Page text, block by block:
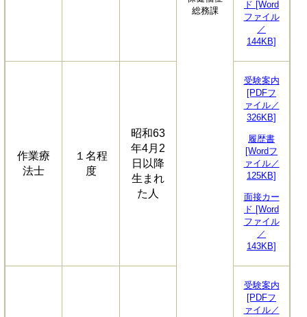
総務課
ド [Word
ファイル
／
144KB]
作業療
法士
１名程
度
昭和63
年4月2
日以降
生まれ
た人
受験案内
[PDFフ
ァイル／
326KB]
履歴書
[Wordフ
ァイル／
125KB]
面接カー
ド [Word
ファイル
／
143KB]
受験案内
[PDFフ
ァイル／